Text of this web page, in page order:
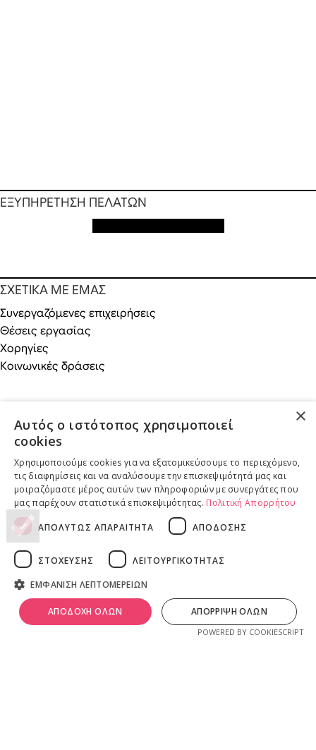
ΕΞΥΠΗΡΕΤΗΣΗ ΠΕΛΑΤΩΝ
ΣΧΕΤΙΚΑ ΜΕ ΕΜΑΣ
Συνεργαζόμενες επιχειρήσεις
Θέσεις εργασίας
Χορηγίες
Κοινωνικές δράσεις
ONLINE ΑΓΟΡΕΣ
Παραδόσεις προϊόντων
ΝΟΜΙΚΕΣ ΠΛΗΡΟΦΟΡΙΕΣ
Πολιτική απορρήτου
Όροι & Προϋποθέσεις
Ιδιοκτησία, δημιουργία, branding, τεχνική & εμπορική διαχείριση
από τηνOnline Lab - Κυριάκος Παπαδόπουλος.
0
Καλάθι
×
Αυτός ο ιστότοπος χρησιμοποιεί
cookies
Χρησιμοποιούμε cookies για να εξατομικεύσουμε το περιεχόμενο,
τις διαφημίσεις και να αναλύσουμε την επισκεψιμότητά μας και
μοιραζόμαστε μέρος αυτών των πληροφοριών με συνεργάτες που
μας παρέχουν στατιστικά επισκεψιμότητας. Πολιτική Απορρήτου
ΑΠΟΛΥΤΩΣ ΑΠΑΡΑΙΤΗΤΑ ΑΠΟΔΟΣΗΣ
ΣΤΟΧΕΥΣΗΣ
ΛΕΙΤΟΥΡΓΙΚΟΤΗΤΑΣ
ΕΜΦΑΝΙΣΗ ΛΕΠΤΟΜΕΡΕΙΩΝ
ΑΠΟΔΟΧΗ ΟΛΩΝ ΑΠΟΡΡΙΨΗ ΟΛΩΝ
POWERED BY COOKIESCRIPT